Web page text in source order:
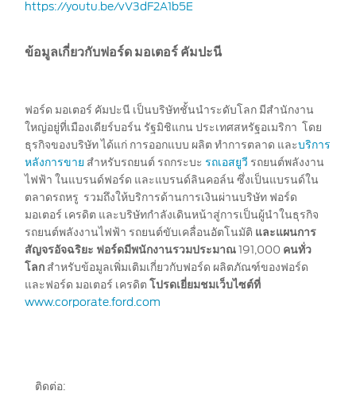
https://youtu.be/vV3dF2A1b5E
ข้อมูลเกี่ยวกับฟอร์ด มอเตอร์ คัมปะนี
ฟอร์ด มอเตอร์ คัมปะนี เป็นบริษัทชั้นนำระดับโลก มีสำนักงาน
ใหญ่อยู่ที่เมืองเดียร์บอร์น รัฐมิชิแกน ประเทศสหรัฐอเมริกา โดย
ธุรกิจของบริษัท ได้แก่ การออกแบบ ผลิต ทำการตลาด และบริการ
หลังการขาย สำหรับรถยนต์ รถกระบะรถเอสยูวี รถยนต์พลังงาน
ไฟฟ้า ในแบรนด์ฟอร์ด และแบรนด์ลินคอล์น ซึ่งเป็นแบรนด์ใน
ตลาดรถหรู รวมถึงให้บริการด้านการเงินผ่านบริษัท ฟอร์ด
มอเตอร์ เครดิต และบริษัทกำลังเดินหน้าสู่การเป็นผู้นำในธุรกิจ
รถยนต์พลังงานไฟฟ้า รถยนต์ขับเคลื่อนอัตโนมัติ และแผนการ
สัญจรอัจฉริยะ ฟอร์ดมีพนักงานรวมประมาณ191,000 คนทั่ว
โลก สำหรับข้อมูลเพิ่มเติมเกี่ยวกับฟอร์ด ผลิตภัณฑ์ของฟอร์ด
และฟอร์ด มอเตอร์ เครดิตโปรดเยี่ยมชมเว็บไซต์ที่
www.corporate.ford.com
ติดต่อ: